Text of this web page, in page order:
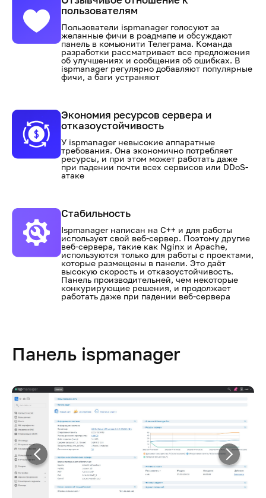
пользователям
Пользователи ispmanager голосуют за
желанные фичи в роадмапе и обсуждают
панель в комьюнити Телеграма. Команда
разработки рассматривает все предложения
об улучшениях и сообщения об ошибках. В
ispmanager регулярно добавляют популярные
фичи, а баги устраняют
Экономия ресурсов сервера и
отказоустойчивость
У ispmanager невысокие аппаратные
требования. Она экономично потребляет
ресурсы, и при этом может работать даже
при падении почти всех сервисов или DDoS-
атаке
Стабильность
Ispmanager написан на С++ и для работы
использует свой веб-сервер. Поэтому другие
веб-сервера, такие как Nginx и Apache,
используются только для работы с проектами,
которые размещены в панели. Это даёт
высокую скорость и отказоустойчивость.
Панель производительней, чем некоторые
конкурирующие решения, и продолжает
работать даже при падении веб-сервера
Панель ispmanager